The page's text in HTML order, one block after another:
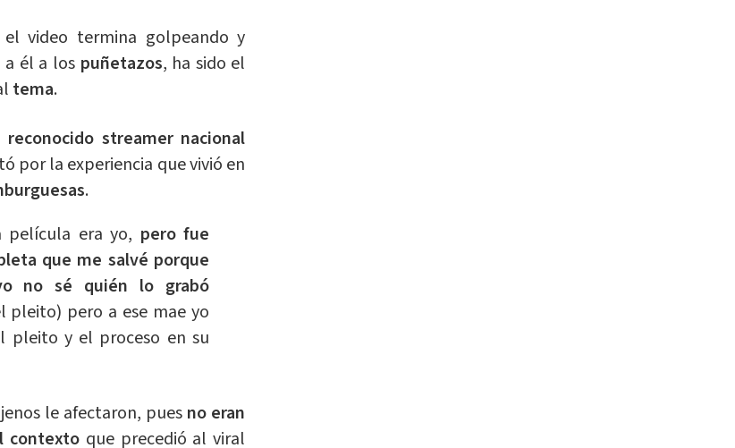
video termina golpeando y
a él a los puñetazos, ha sido el
tema.
reconocido streamer nacional
por la experiencia que vivió en
.
era yo, pero fue
que me salvé porque
no sé quién lo grabó
pleito) pero a ese mae yo
pleito y el proceso en su
le afectaron, pues no eran
contexto que precedió al viral